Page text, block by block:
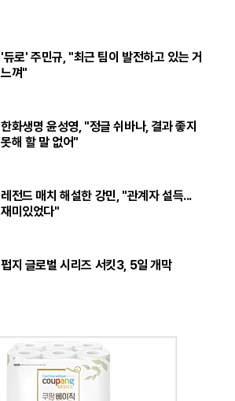
'듀로' 주민규, "최근 팀이 발전하고 있는 거
느껴"
한화생명 윤성영, "정글 쉬바나, 결과 좋지
못해 할 말 없어"
레전드 매치 해설한 강민, "관계자 설득...
재미있었다"
펍지 글로벌 시리즈 서킷3, 5일 개막